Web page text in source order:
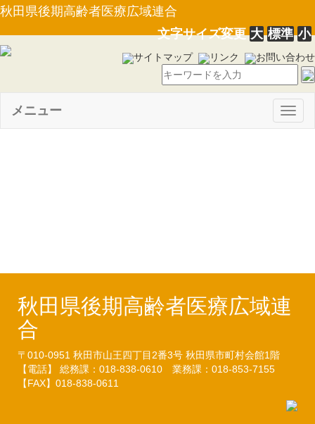
秋田県後期高齢者医療広域連合
文字サイズ変更大 標準 小
サイトマップ リンク お問い合わせ
メニュー
秋田県後期高齢者医療広域連
合
〒010-0951 秋田市山王四丁目2番3号 秋田県市町村会館1階
【電話】 総務課：018-838-0610 業務課：018-853-7155
【FAX】018-838-0611